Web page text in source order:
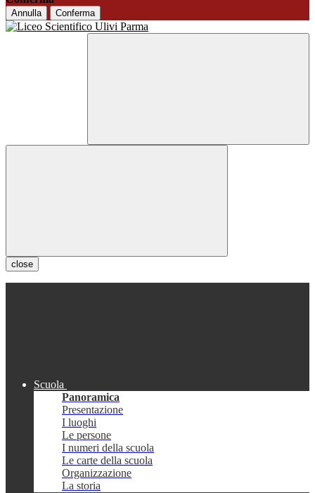
Annulla Conferma
close
Scuola
Panoramica
Presentazione
I luoghi
Le persone
I numeri della scuola
Le carte della scuola
Organizzazione
La storia